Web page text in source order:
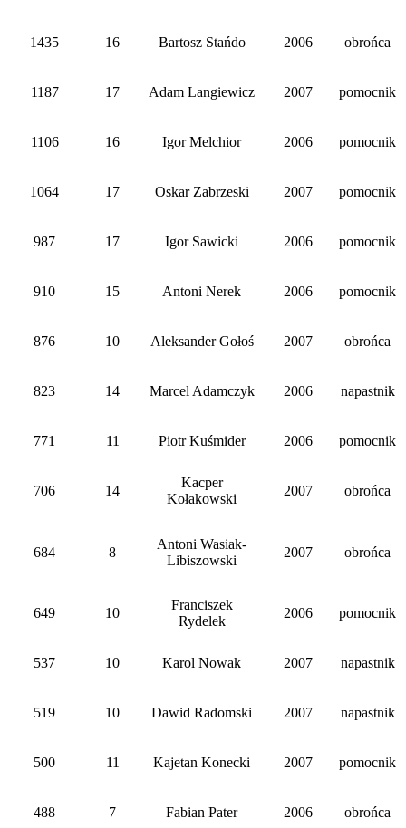
1435 16 Bartosz Stańdo 2006 obrońca
1187 17 Adam Langiewicz 2007 pomocnik
1106 16 Igor Melchior 2006 pomocnik
1064 17 Oskar Zabrzeski 2007 pomocnik
987 17 Igor Sawicki 2006 pomocnik
910 15 Antoni Nerek 2006 pomocnik
876 10 Aleksander Gołoś 2007 obrońca
823 14 Marcel Adamczyk 2006 napastnik
771 11 Piotr Kuśmider 2006 pomocnik
706 14
Kacper
Kołakowski
2007 obrońca
684 8
Antoni Wasiak-
Libiszowski
2007 obrońca
649 10
Franciszek
Rydelek
2006 pomocnik
537 10 Karol Nowak 2007 napastnik
519 10 Dawid Radomski 2007 napastnik
500 11 Kajetan Konecki 2007 pomocnik
488 7 Fabian Pater 2006 obrońca